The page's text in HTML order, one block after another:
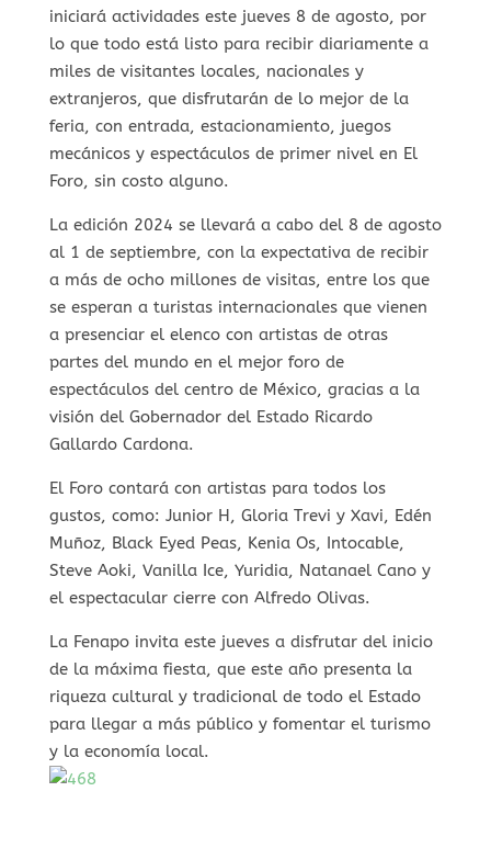
iniciará actividades este jueves 8 de agosto, por
lo que todo está listo para recibir diariamente a
miles de visitantes locales, nacionales y
extranjeros, que disfrutarán de lo mejor de la
feria, con entrada, estacionamiento, juegos
mecánicos y espectáculos de primer nivel en El
Foro, sin costo alguno.
La edición 2024 se llevará a cabo del 8 de agosto
al 1 de septiembre, con la expectativa de recibir
a más de ocho millones de visitas, entre los que
se esperan a turistas internacionales que vienen
a presenciar el elenco con artistas de otras
partes del mundo en el mejor foro de
espectáculos del centro de México, gracias a la
visión del Gobernador del Estado Ricardo
Gallardo Cardona.
El Foro contará con artistas para todos los
gustos, como: Junior H, Gloria Trevi y Xavi, Edén
Muñoz, Black Eyed Peas, Kenia Os, Intocable,
Steve Aoki, Vanilla Ice, Yuridia, Natanael Cano y
el espectacular cierre con Alfredo Olivas.
La Fenapo invita este jueves a disfrutar del inicio
de la máxima fiesta, que este año presenta la
riqueza cultural y tradicional de todo el Estado
para llegar a más público y fomentar el turismo
y la economía local.